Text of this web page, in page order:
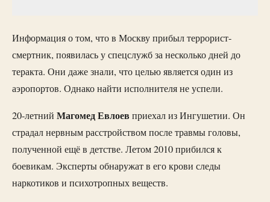
Информация о том, что в Москву прибыл террорист-
смертник, появилась у спецслужб за несколько дней до
теракта. Они даже знали, что целью является один из
аэропортов. Однако найти исполнителя не успели.
20-летний Магомед Евлоев приехал из Ингушетии. Он
страдал нервным расстройством после травмы головы,
полученной ещё в детстве. Летом 2010 прибился к
боевикам. Эксперты обнаружат в его крови следы
наркотиков и психотропных веществ.